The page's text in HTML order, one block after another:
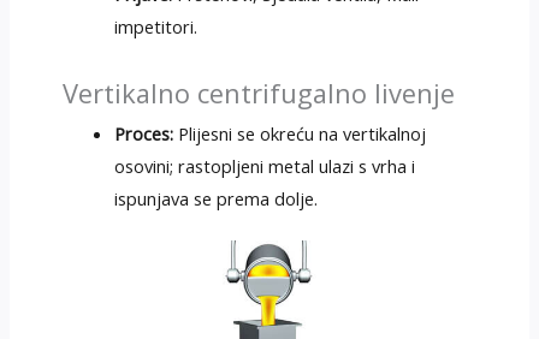
impetitori.
Vertikalno centrifugalno livenje
Proces: Plijesni se okreću na vertikalnoj
osovini; rastopljeni metal ulazi s vrha i
ispunjava se prema dolje.